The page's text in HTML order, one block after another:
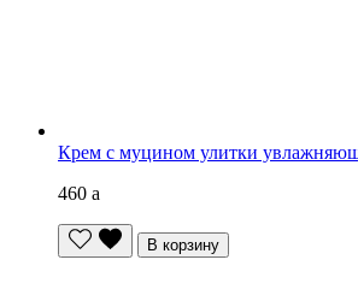
Крем с муцином улитки
460 a
В корзину